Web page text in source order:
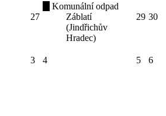
27
Komunální odpad
Záblatí
(Jindřichův
Hradec)
29 30
3 4 5
6